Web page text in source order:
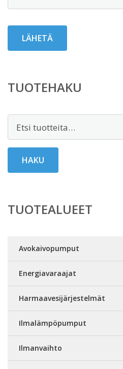
TUOTEHAKU
HAKU
TUOTEALUEET
Avokaivopumput
Energiavaraajat
Harmaavesijärjestelmät
Ilmalämpöpumput
Ilmanvaihto